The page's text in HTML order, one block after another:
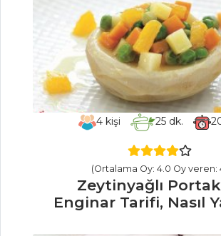
Hardal Tarifi,
Nasıl Yapılır?
Üç Biberli
Fasulye Püresi
Tarifi, Nasıl Yapılır?
Mezeler ve Soslar
Tüm Tarifleri
PASTA VE
TATLILAR
4 kişi 25dk.
(Ortalama Oy: 4.0 Oy veren:
Zeytinyağlı
Enginar Tarifi, Nasıl